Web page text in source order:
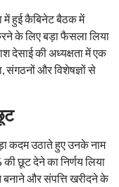
में हुई कैबिनेट बैठक में
के लिए बड़ा फैसला लिया
देसाई की अध्यक्षता में एक
संगठनों और विशेषज्ञों से
कदम उठाते हुए उनके नाम
छूट देने का निर्णय लिया
और संपत्ति खरीदने के